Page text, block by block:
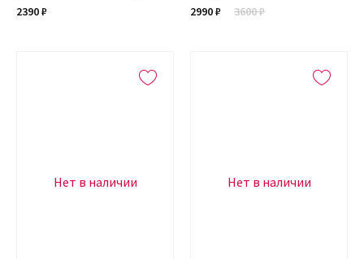
2390 ₽
2990 ₽
3600 ₽
Нет в наличии Нет в наличии